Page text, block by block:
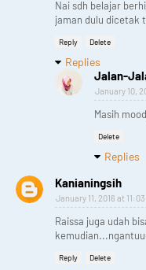
Nai sdh belajar
jaman dulu dicetak
Reply Delete
Replies
Jalan-
January 10,
Masih
Delete
Replies
Kanianingsih
January 11, 2016 at 11:03
Raissa juga udah
Reply Delete